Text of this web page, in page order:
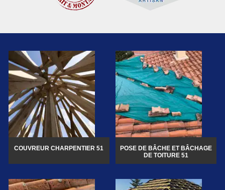
COUVREUR CHARPENTIER 51
POSE DE BÂCHE ET BÂCHAGE
DE TOITURE 51